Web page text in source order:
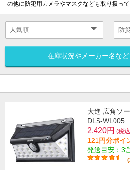
の他に防犯用カメラやマスクなども取り扱って
在庫状況やメーカー名な
大進 広角ソ
DLS-WL005
2,420円 (税
121円分ポイ
発送目安：3